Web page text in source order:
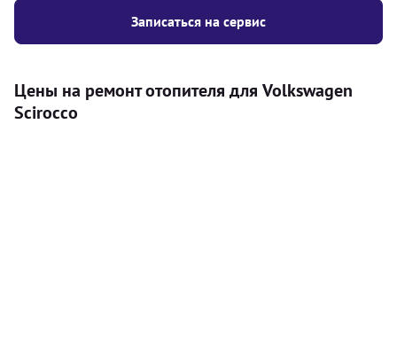
Записаться на сервис
Цены на ремонт отопителя для Volkswagen
Scirocco